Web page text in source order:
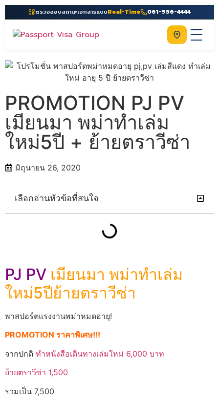
ตรวจสอบสถานะเอกสารแบบReal-Time 061-956-4444
Home
บริการ
คู่มือ
ความรู้
ประเทศ
ติดต่อเรา
PROMOTION PJ PV
เมียนมา พม่าทำเล่ม
ใหม่5ปี + ย้ายตราวีซ่า
มิถุนายน 26, 2020
เลือกอ่านหัวข้อที่สนใจ
PJ PV เมียนมา พม่าทำเล่ม
ใหม่5ปีย้ายตราวีซ่า
พาสปอร์ตแรงงานพม่าหมดอายุ!
PROMOTION ราคาพิเศษ!!!
จากปกติ ทำหนังสือเดินทางเล่มใหม่ 6,000 บาท
ย้ายตราวีซ่า 1,500
รวมเป็น 7,500